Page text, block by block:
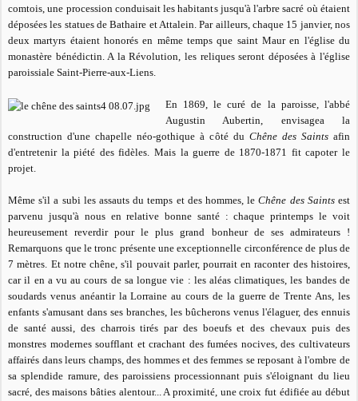
comtois, une procession conduisait les habitants jusqu'à l'arbre sacré où étaient
déposées les statues de Bathaire et Attalein. Par ailleurs, chaque 15 janvier, nos
deux martyrs étaient honorés en même temps que saint Maur en l'église du
monastère bénédictin. A la Révolution, les reliques seront déposées à l'église
paroissiale Saint-Pierre-aux-Liens.
En 1869, le curé de la paroisse, l'abbé
Augustin Aubertin, envisagea la
construction d'une chapelle néo-gothique à côté du Chêne des Saintsafin
d'entretenir la piété des fidèles. Mais la guerre de 1870-1871 fit capoter le
projet.
Même s'il a subi les assauts du temps et des hommes, leChêne des Saintsest
parvenu jusqu'à nous en relative bonne santé : chaque printemps le voit
heureusement reverdir pour le plus grand bonheur de ses admirateurs !
Remarquons que le tronc présente une exceptionnelle circonférence de plus de
7 mètres. Et notre chêne, s'il pouvait parler, pourrait en raconter des histoires,
car il en a vu au cours de sa longue vie : les aléas climatiques, les bandes de
soudards venus anéantir la Lorraine au cours de la guerre de Trente Ans, les
enfants s'amusant dans ses branches, les bûcherons venus l'élaguer, des ennuis
de santé aussi, des charrois tirés par des boeufs et des chevaux puis des
monstres modernes soufflant et crachant des fumées nocives, des cultivateurs
affairés dans leurs champs, des hommes et des femmes se reposant à l'ombre de
sa splendide ramure, des paroissiens processionnant puis s'éloignant du lieu
sacré, des maisons bâties alentour... A proximité, une croix fut édifiée au début